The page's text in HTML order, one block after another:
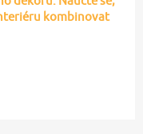
kombinovat